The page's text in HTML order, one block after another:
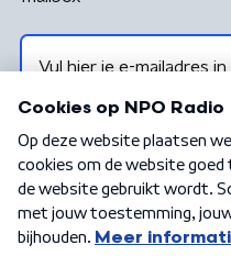
Algemene voorwaarden